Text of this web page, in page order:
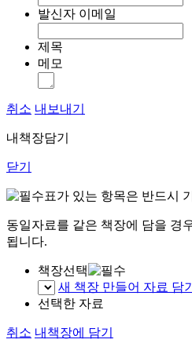
발신자 이메일
제목
메모
취소 내보내기
내책장담기
닫기
표가 있는 항목은 반드시
동일자료를 같은 책장에 담을 경
됩니다.
책장선택
새 책장 만들어 자료 담기
선택한 자료
취소 내책장에 담기